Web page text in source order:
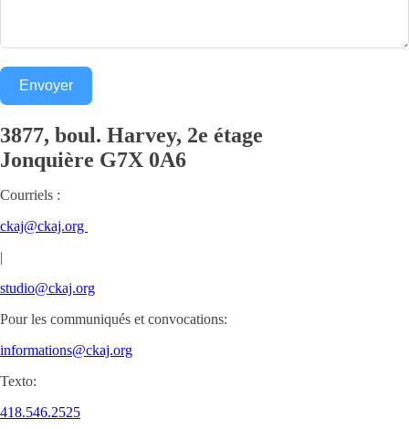
Envoyer
3877, boul. Harvey, 2e étage
Jonquière G7X 0A6
Courriels :
ckaj@ckaj.org
|
studio@ckaj.org
Pour les communiqués et convocations:
informations@ckaj.org
Texto:
418.546.2525